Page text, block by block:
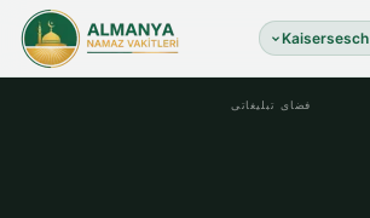
Kaisersesch
فضای تبلیغاتی